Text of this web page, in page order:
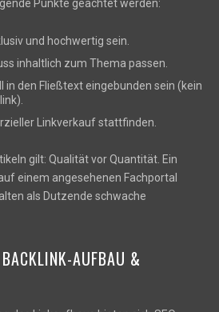
Punkte geachtet werden:
und hochwertig sein.
inhaltlich zum Thema passen.
in den Fließtext eingebunden sein (kein
Linkverkauf stattfinden.
gilt: Qualität vor Quantität. Ein
einem angesehenen Fachportal
als Dutzende schwache
AUFBAU &